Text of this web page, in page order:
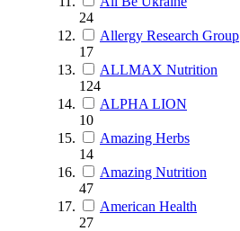
24
Allergy Research Group
17
ALLMAX Nutrition
124
ALPHA LION
10
Amazing Herbs
14
Amazing Nutrition
47
American Health
27